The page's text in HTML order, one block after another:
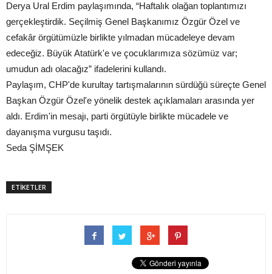
Derya Ural Erdim paylaşımında, “Haftalık olağan toplantımızı
gerçekleştirdik. Seçilmiş Genel Başkanımız Özgür Özel ve
cefakâr örgütümüzle birlikte yılmadan mücadeleye devam
edeceğiz. Büyük Atatürk'e ve çocuklarımıza sözümüz var;
umudun adı olacağız” ifadelerini kullandı.
Paylaşım, CHP'de kurultay tartışmalarının sürdüğü süreçte Genel
Başkan Özgür Özel'e yönelik destek açıklamaları arasında yer
aldı. Erdim'in mesajı, parti örgütüyle birlikte mücadele ve
dayanışma vurgusu taşıdı.
Seda ŞİMŞEK
ETİKETLER